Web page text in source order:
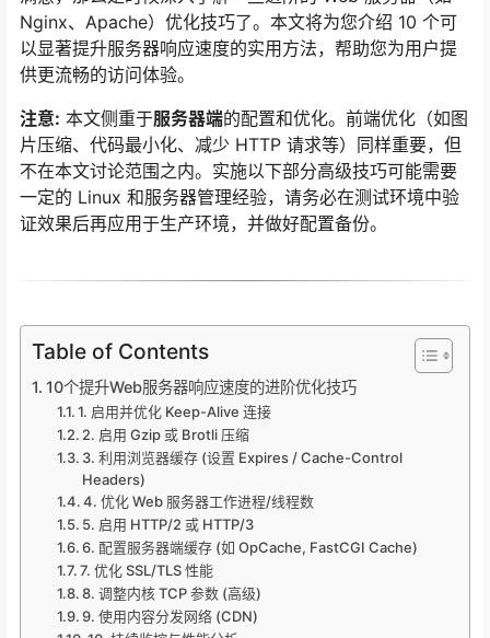
Nginx、Apache）优化技巧了。本文将为您介绍 10 个可
以显著提升服务器响应速度的实用方法，帮助您为用户提
供更流畅的访问体验。
注意: 本文侧重于服务器端的配置和优化。前端优化（如图
片压缩、代码最小化、减少 HTTP 请求等）同样重要，但
不在本文讨论范围之内。实施以下部分高级技巧可能需要
一定的 Linux 和服务器管理经验，请务必在测试环境中验
证效果后再应用于生产环境，并做好配置备份。
Table of Contents
10个提升Web服务器响应速度的进阶优化技巧
1. 启用并优化 Keep-Alive 连接
2. 启用 Gzip 或 Brotli 压缩
3. 利用浏览器缓存 (设置 Expires / Cache-Control
Headers)
4. 优化 Web 服务器工作进程/线程数
5. 启用 HTTP/2 或 HTTP/3
6. 配置服务器端缓存 (如 OpCache, FastCGI Cache)
7. 优化 SSL/TLS 性能
8. 调整内核 TCP 参数 (高级)
9. 使用内容分发网络 (CDN)